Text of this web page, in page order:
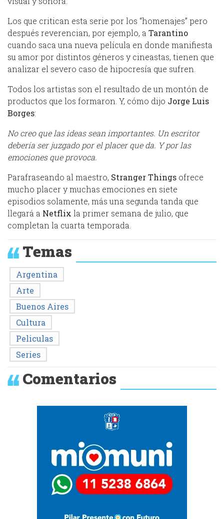
Los que critican esta serie por los “homenajes” pero
después reverencian, por ejemplo, a Tarantino
cuando saca una nueva película en donde manifiesta
su amor por distintos géneros y cineastas, tienen que
analizar el severo caso de hipocresía que sufren.
Todos los artistas son el resultado de un montón de
productos que los formaron. Y, cómo dijo Jorge Luis
Borges:
No creo que las ideas sean importantes. Un escritor
debería ser juzgado por el placer que da. Y por las
emociones que provoca.
Parafraseando al maestro, Stranger Things ofrece
mucho placer y muchas emociones en siete
episodios solamente, más una segunda tanda que
llegará a Netflix la primer semana de julio, que
completan la cuarta temporada.
Temas
Argentina
Arte
Buenos Aires
Cultura
Peliculas
Series
Comentarios